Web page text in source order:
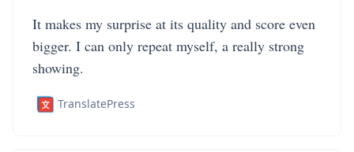
It makes my surprise at its quality and score even
bigger. I can only repeat myself, a really strong
showing.
TranslatePress